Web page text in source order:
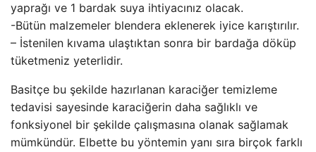
yaprağı ve 1 bardak suya ihtiyacınız olacak.
-Bütün malzemeler blendera eklenerek iyice karıştırılır.
– İstenilen kıvama ulaştıktan sonra bir bardağa döküp
tüketmeniz yeterlidir.
Basitçe bu şekilde hazırlanan karaciğer temizleme
tedavisi sayesinde karaciğerin daha sağlıklı ve
fonksiyonel bir şekilde çalışmasına olanak sağlamak
mümkündür. Elbette bu yöntemin yanı sıra birçok farklı